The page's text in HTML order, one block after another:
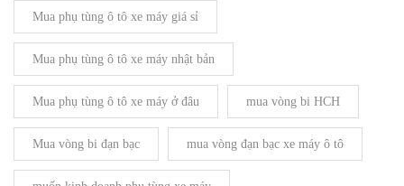
Mua phụ tùng ô tô xe máy giá sỉ
Mua phụ tùng ô tô xe máy nhật bản
Mua phụ tùng ô tô xe máy ở đâu mua vòng bi HCH
Mua vòng bi đạn bạc mua vòng đạn bạc xe máy ô tô